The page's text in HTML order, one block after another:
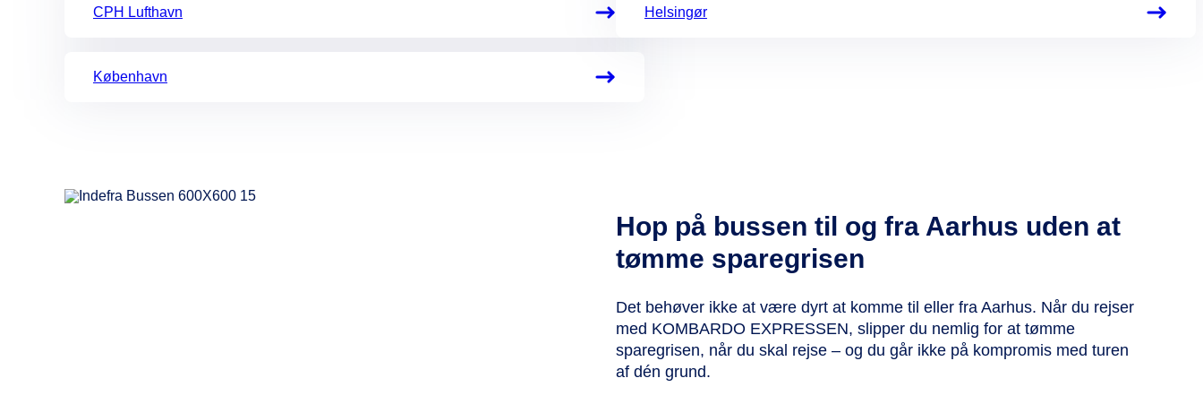
CPH Lufthavn
København
Helsingør
Hop på bussen til og fra Aarhus uden at
tømme sparegrisen
Det behøver ikke at være dyrt at komme til eller fra Aarhus. Når du rejser
med KOMBARDO EXPRESSEN, slipper du nemlig for at tømme
sparegrisen, når du skal rejse – og du går ikke på kompromis med turen
af dén grund.